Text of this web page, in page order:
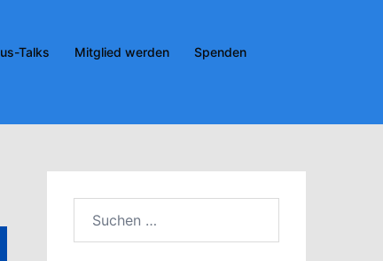
Talks Mitglied werden
Spenden